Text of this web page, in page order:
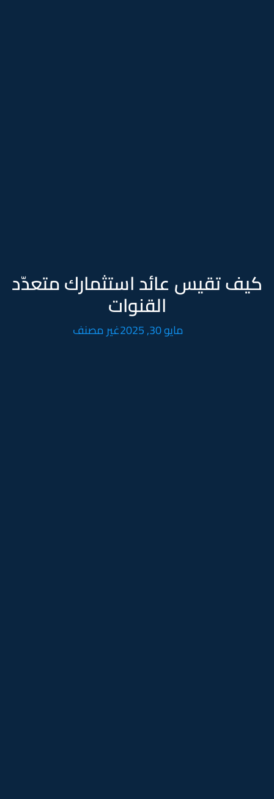
كيف تقيس عائد استثمارك متعدّد
القنوات
مايو 30, 2025 غير مصنف